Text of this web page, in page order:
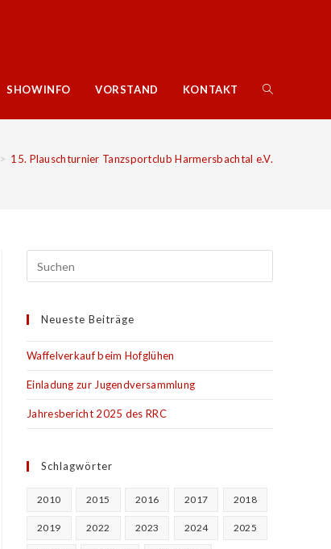
SHOWINFO VORSTAND KONTAKT
> 15. Plauschturnier Tanzsportclub Harmersbachtal e.V.
Neueste Beiträge
Waffelverkauf beim Hofglühen
Einladung zur Jugendversammlung
Jahresbericht 2025 des RRC
Schlagwörter
2010 2015 2016 2017 2018
2019 2022 2023 2024 2025